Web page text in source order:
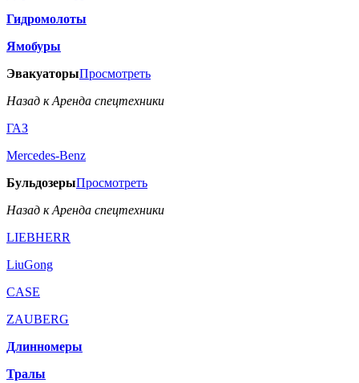
Гидромолоты
Ямобуры
ЭвакуаторыПросмотреть
Назад к Аренда спецтехники
ГАЗ
Mercedes-Benz
БульдозерыПросмотреть
Назад к Аренда спецтехники
LIEBHERR
LiuGong
CASE
ZAUBERG
Длинномеры
Тралы